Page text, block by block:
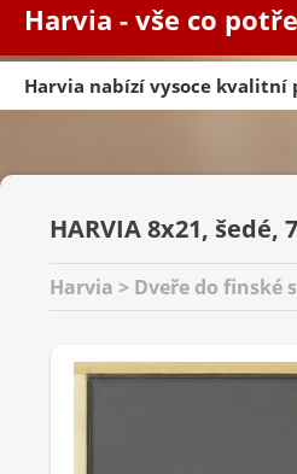
Harvia - vše co
Harvia nabízí vysoce kvalitní
HARVIA 8x21, šedé,
Harvia > Dveře do finské